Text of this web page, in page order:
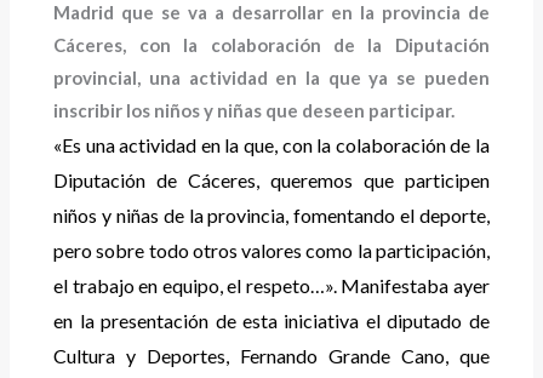
Madrid que se va a desarrollar en la provincia de
Cáceres, con la colaboración de la Diputación
provincial, una actividad en la que ya se pueden
inscribir los niños y niñas que deseen participar.
«Es una actividad en la que, con la colaboración de la
Diputación de Cáceres, queremos que participen
niños y niñas de la provincia, fomentando el deporte,
pero sobre todo otros valores como la participación,
el trabajo en equipo, el respeto…». Manifestaba ayer
en la presentación de esta iniciativa el diputado de
Cultura y Deportes, Fernando Grande Cano, que